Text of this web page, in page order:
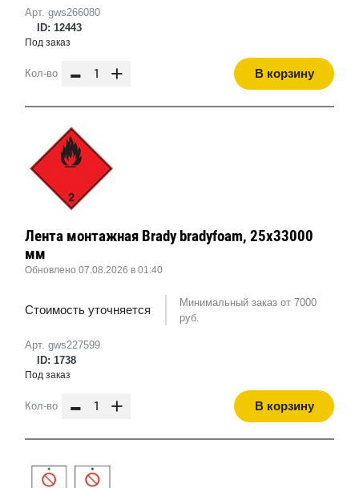
Арт. gws266080
ID: 12443
Под заказ
Кол-во - + В корзину
Арт. gws227599
ID: 1738
Лента монтажная Brady bradyfoam, 25x33000
мм
Обновлено 07.08.2026 в 01:40
Стоимость уточняется
Минимальный заказ от 7000
руб.
Под заказ
Кол-во - + В корзину